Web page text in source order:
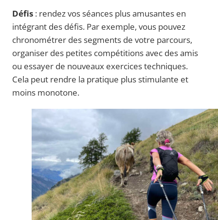
Défis : rendez vos séances plus amusantes en
intégrant des défis. Par exemple, vous pouvez
chronométrer des segments de votre parcours,
organiser des petites compétitions avec des amis
ou essayer de nouveaux exercices techniques.
Cela peut rendre la pratique plus stimulante et
moins monotone.